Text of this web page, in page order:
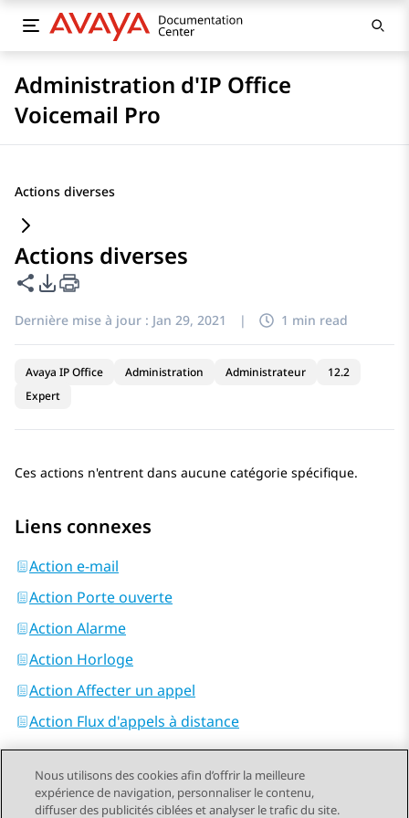
Administration d'IP Office
Voicemail Pro
Actions diverses
Actions diverses
Partager cette page
Options d'exportation PDF
Dernière mise à jour : Jan 29, 2021 | 1 min read
Avaya IP Office Administration Administrateur
12.2
Expert
Ces actions n'entrent dans aucune catégorie spécifique.
Liens connexes
Action e-mail
Action Porte ouverte
Action Alarme
Action Horloge
Action Affecter un appel
Action Flux d'appels à distance
Nous utilisons des cookies afin d’offrir la meilleure
expérience de navigation, personnaliser le contenu,
diffuser des publicités ciblées et analyser le trafic du site.